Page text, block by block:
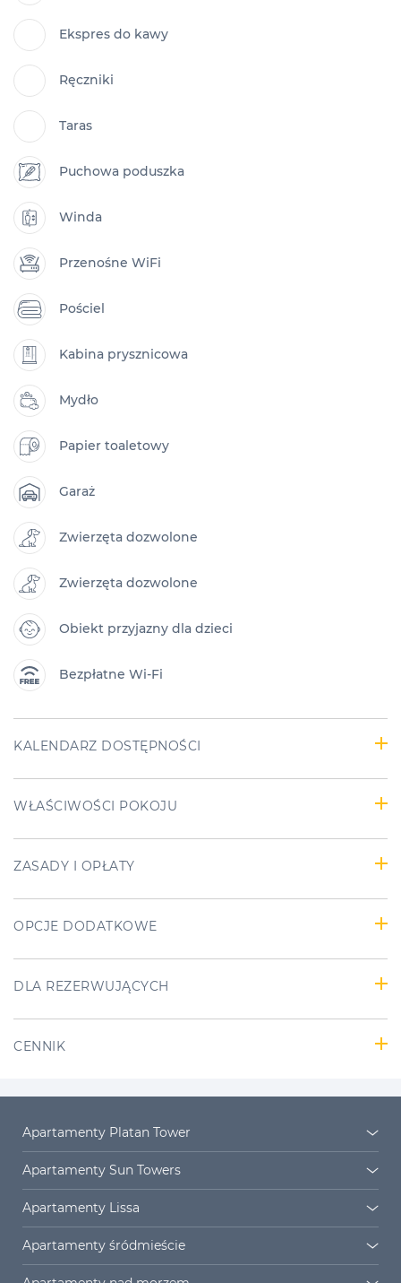
Ekspres do kawy
Ręczniki
Taras
Puchowa poduszka
Winda
Przenośne WiFi
Pościel
Kabina prysznicowa
Mydło
Papier toaletowy
Garaż
Zwierzęta dozwolone
Zwierzęta dozwolone
Obiekt przyjazny dla dzieci
Bezpłatne Wi-Fi
KALENDARZ DOSTĘPNOŚCI
WŁAŚCIWOŚCI POKOJU
ZASADY I OPŁATY
OPCJE DODATKOWE
DLA REZERWUJĄCYCH
CENNIK
Apartamenty Platan Tower
Platan Tower
Apartamenty Sun Towers
Sun Towers 38/11
Sun Towers 38/52
Sun Towers 38/58
Apartamenty Lissa
Lissa 2
Lissa 3
Lissa 4
Lissa 5
Apartamenty śródmieście
Apartamenty Monte Cassino